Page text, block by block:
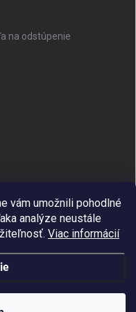
vám umožnili pohodlné
analýze neustále
Viac informácií
na odstúpenie
práva vyhradené.